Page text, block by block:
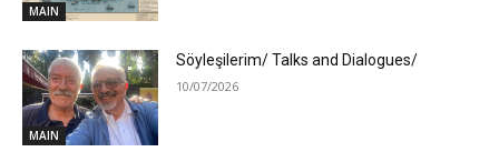
MAIN
MAIN
Söyleşilerim/ Talks and Dialogues/
10/07/2026